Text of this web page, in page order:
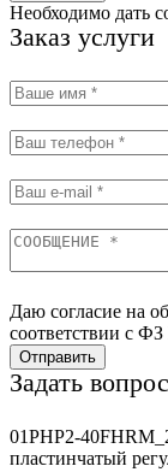
Необходимо дать
Заказ услуги
Даю согласие на
соответствии с
Отправить
Задать
01PHP2-
пластинчатый